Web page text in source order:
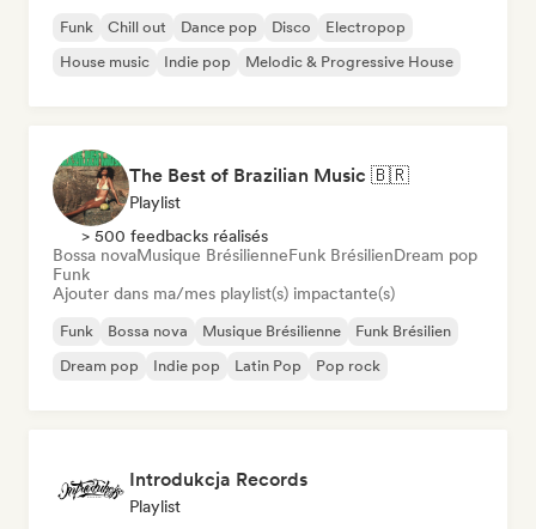
Funk Chill out Dance pop Disco
Electropop
House music
Indie pop Melodic & Progressive House
The Best of Brazilian Music 🇧🇷
Playlist
> 500 feedbacks réalisés
Bossa novaMusique BrésilienneFunk BrésilienDream pop
Funk
Ajouter dans ma/mes playlist(s) impactante(s)
Funk Bossa nova Musique Brésilienne
Funk Brésilien
Dream pop
Indie pop Latin Pop Pop rock
Introdukcja Records
Playlist